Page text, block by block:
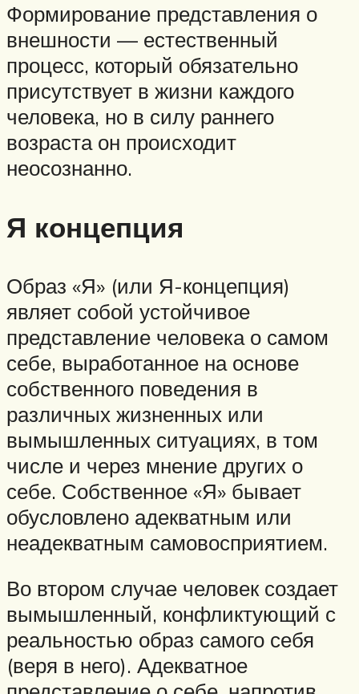
Формирование представления о
внешности — естественный
процесс, который обязательно
присутствует в жизни каждого
человека, но в силу раннего
возраста он происходит
неосознанно.
Я концепция
Образ «Я» (или Я-концепция)
являет собой устойчивое
представление человека о самом
себе, выработанное на основе
собственного поведения в
различных жизненных или
вымышленных ситуациях, в том
числе и через мнение других о
себе. Собственное «Я» бывает
обусловлено адекватным или
неадекватным самовосприятием.
Во втором случае человек создает
вымышленный, конфликтующий с
реальностью образ самого себя
(веря в него). Адекватное